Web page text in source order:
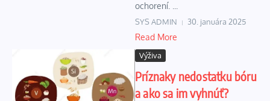
ochorení. ...
SYS ADMIN 30. januára 2025
Read More
Výživa
Príznaky nedostatku bóru
a ako sa im vyhnúť?